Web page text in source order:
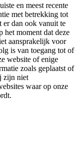
en meest recente
met betrekking tot
dan ook vanuit te
het moment dat deze
aansprakelijk voor
is van toegang tot of
website of enige
zoals geplaatst of
zijn niet
waar op onze